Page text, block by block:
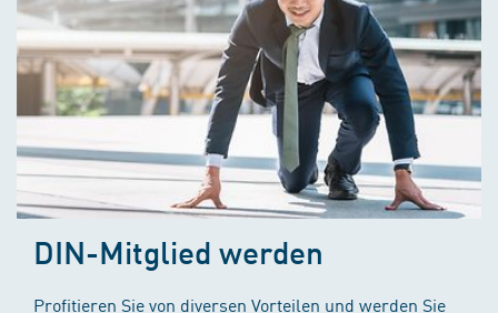
DIN-Mitglied werden
Profitieren Sie von diversen Vorteilen und werden Sie